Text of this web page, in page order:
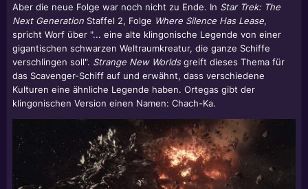
Aber die neue Folge war noch nicht zu Ende. In Star Trek: The
Next Generation Staffel 2, Folge Where Silence Has Lease,
spricht Worf über "... eine alte klingonische Legende von einer
gigantischen schwarzen Weltraumkreatur, die ganze Schiffe
verschlingen soll". Strange New Worldsgreift dieses Thema für
das Scavenger-Schiff auf und erwähnt, dass verschiedene
Kulturen eine ähnliche Legende haben. Ortegas gibt der
klingonischen Version einen Namen: Chach-Ka.